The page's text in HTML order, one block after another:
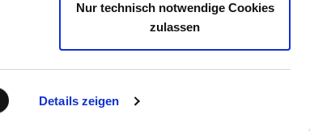
Details zeigen
Nur technisch notwendige Cookies
zulassen